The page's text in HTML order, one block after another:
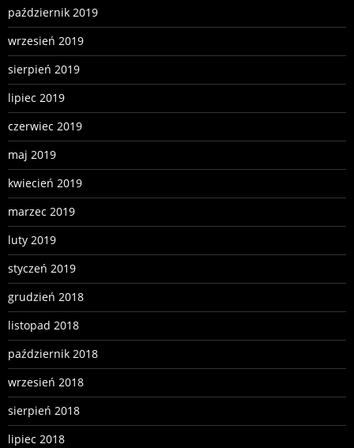
październik 2019
wrzesień 2019
sierpień 2019
lipiec 2019
czerwiec 2019
maj 2019
kwiecień 2019
marzec 2019
luty 2019
styczeń 2019
grudzień 2018
listopad 2018
październik 2018
wrzesień 2018
sierpień 2018
lipiec 2018